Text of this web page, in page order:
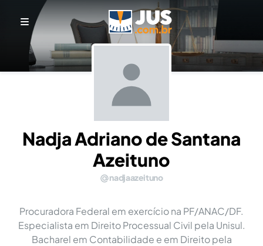
Nadja Adriano de Santana
Azeituno
nadjaazeituno
Procuradora Federal em exercício na PF/ANAC/DF.
Especialista em Direito Processual Civil pela Unisul.
Bacharel em Contabilidade e em Direito pela